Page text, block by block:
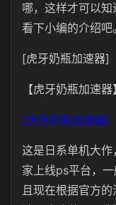
哪，这样才可以
看下小编的介绍吧。
[虎牙奶瓶加速器]
【虎牙奶瓶加速
[虎牙奶瓶加速器]
这是日系单机大
家上线ps平台，
且现在根据官方